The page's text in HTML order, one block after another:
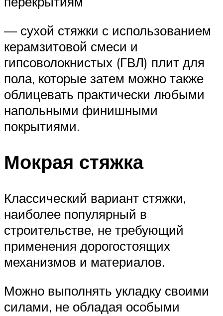
— сухой стяжки с использованием
керамзитовой смеси и
гипсоволокнистых (ГВЛ) плит для
пола, которые затем можно также
облицевать практически любыми
напольными финишными
покрытиями.
Мокрая стяжка
Классический вариант стяжки,
наиболее популярный в
строительстве, не требующий
применения дорогостоящих
механизмов и материалов.
Можно выполнять укладку своими
силами, не обладая особыми